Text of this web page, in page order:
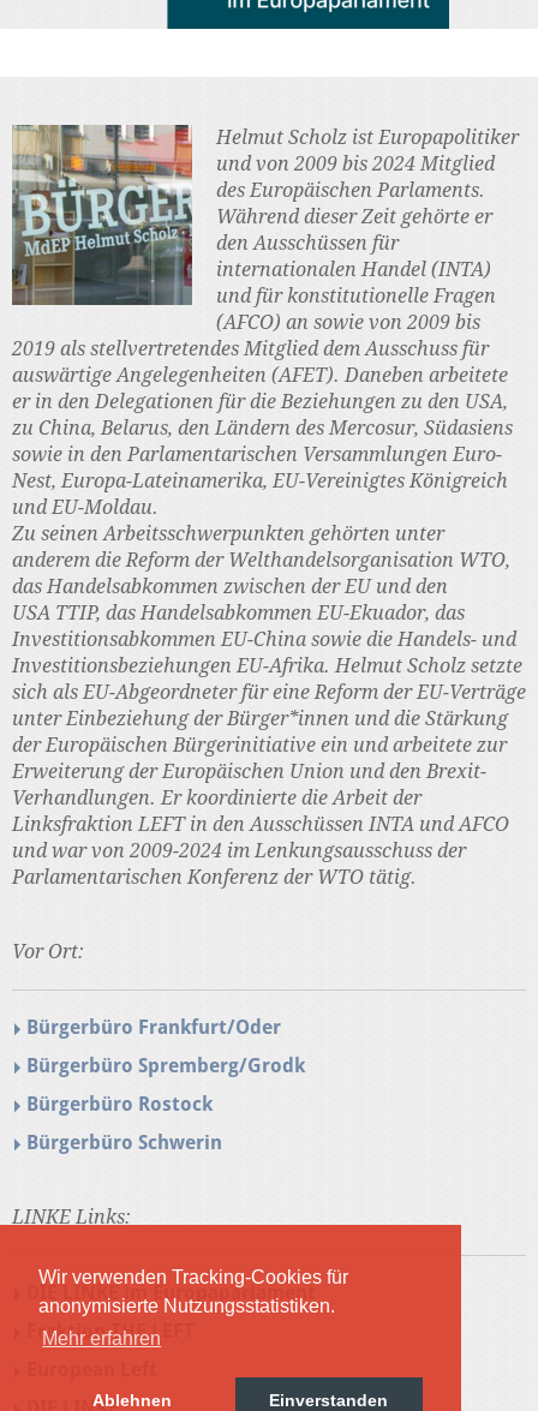
Wir verwenden Tracking-Cookies für
anonymisierte Nutzungsstatistiken.
Mehr erfahren
Ablehnen Einverstanden
Helmut Scholz ist Europapolitiker
und von 2009 bis 2024 Mitglied
des Europäischen Parlaments.
Während dieser Zeit gehörte er
den Ausschüssen für
internationalen Handel (INTA)
und für konstitutionelle Fragen
(AFCO) an sowie von 2009 bis
2019 als stellvertretendes Mitglied dem Ausschuss für
auswärtige Angelegenheiten (AFET). Daneben arbeitete
er in den Delegationen für die Beziehungen zu den USA,
zu China, Belarus, den Ländern des Mercosur, Südasiens
sowie in den Parlamentarischen Versammlungen Euro-
Nest, Europa-Lateinamerika, EU-Vereinigtes Königreich
und EU-Moldau.
Zu seinen Arbeitsschwerpunkten gehörten unter
anderem die Reform der Welthandelsorganisation WTO,
das Handelsabkommen zwischen der EU und den
USA TTIP, das Handelsabkommen EU-Ekuador, das
Investitionsabkommen EU-China sowie die Handels- und
Investitionsbeziehungen EU-Afrika. Helmut Scholz setzte
sich als EU-Abgeordneter für eine Reform der EU-Verträge
unter Einbeziehung der Bürger*innen und die Stärkung
der Europäischen Bürgerinitiative ein und arbeitete zur
Erweiterung der Europäischen Union und den Brexit-
Verhandlungen. Er koordinierte die Arbeit der
Linksfraktion LEFT in den Ausschüssen INTA und AFCO
und war von 2009-2024 im Lenkungsausschuss der
Parlamentarischen Konferenz der WTO tätig.
Vor Ort:
Bürgerbüro Frankfurt/Oder
Bürgerbüro Spremberg/Grodk
Bürgerbüro Rostock
Bürgerbüro Schwerin
LINKE Links:
DIE LINKE im Europaparlament
Fraktion THE LEFT